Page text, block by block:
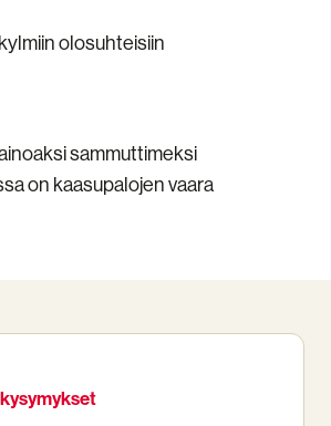
olosuhteisiin
sammuttimeksi
on kaasupalojen vaara